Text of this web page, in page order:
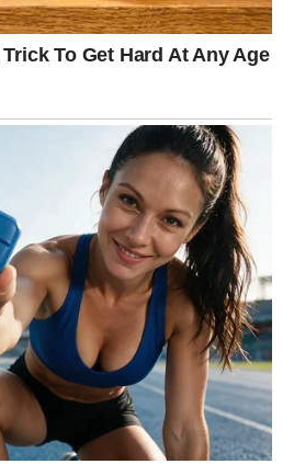
donosi
simbol pisma i dobrih vijesti.
dana dobiti poruku ili telefonski
obradovati. Informacija može biti
ili planovima koje već
olakšanje i još veću
informacije koje danas dolaze do